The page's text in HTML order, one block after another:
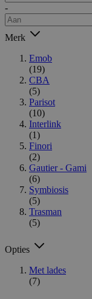
-
Merk
Emob
(19)
CBA
(5)
Parisot
(10)
Interlink
(1)
Finori
(2)
Gautier - Gami
(6)
Symbiosis
(5)
Trasman
(5)
Opties
Met lades
(7)